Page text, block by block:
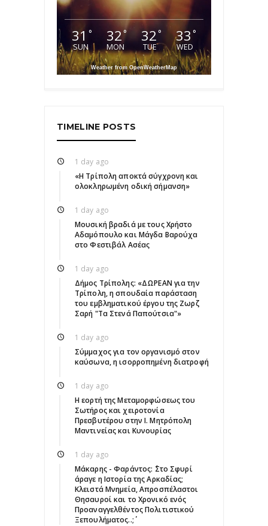
31 °
SUN
32°
MON
32°
TUE
33 °
WED
Weather from OpenWeatherMap
TIMELINE POSTS
1 day ago
«Η Τρίπολη αποκτά σύγχρονη και
ολοκληρωμένη οδική σήμανση»
1 day ago
Μουσική βραδιά με τους Χρήστο
Αδαμόπουλο και Μάγδα Βαρούχα
στο Φεστιβάλ Ασέας
1 day ago
Δήμος Τρίπολης: «ΔΩΡΕΑΝ για την
Τρίπολη, η σπουδαία παράσταση
του εμβληματικού έργου της Ζωρζ
Σαρή "Τα Στενά Παπούτσια"»
1 day ago
Σύμμαχος για τον οργανισμό στον
καύσωνα, η ισορροπημένη διατροφή
1 day ago
Η εορτή της Μεταμορφώσεως του
Σωτήρος και χειροτονία
Πρεσβυτέρου στην Ι. Μητρόπολη
Μαντινείας και Κυνουρίας
1 day ago
Μάκαρης - Φαράντος: ΄΄Στο Σφυρί
άραγε η Ιστορία της Αρκαδίας;
Κλειστά Μνημεία, Απροσπέλαστοι
Θησαυροί και το Χρονικό ενός
Προαναγγελθέντος Πολιτιστικού
Ξεπουλήματος..;΄΄